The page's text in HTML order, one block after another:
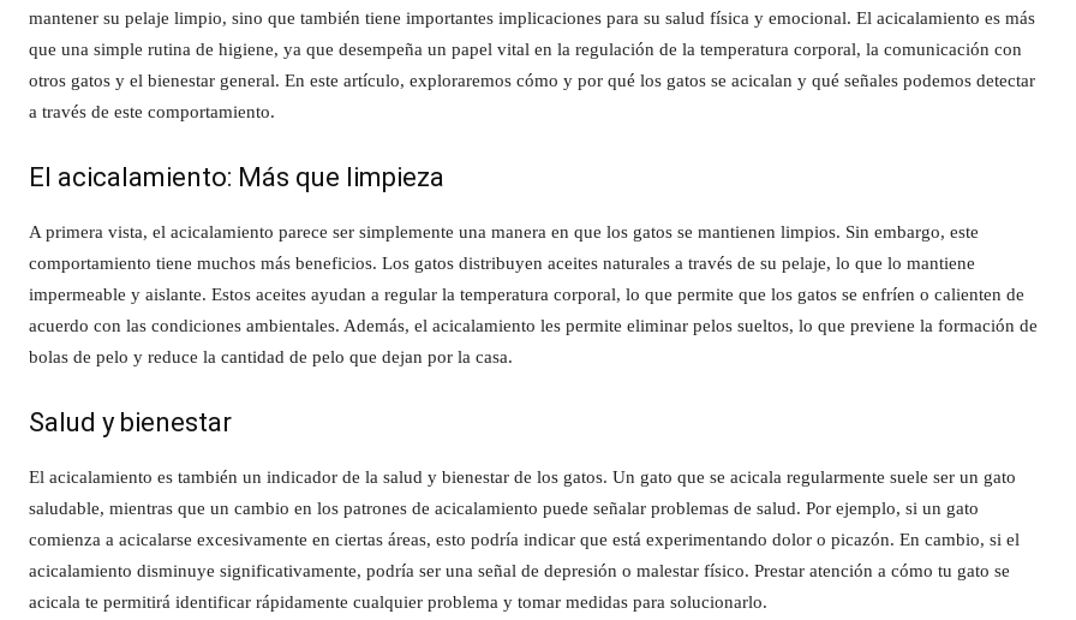
mantener su pelaje limpio, sino que también tiene importantes implicaciones para su salud física y emocional. El acicalamiento es más
que una simple rutina de higiene, ya que desempeña un papel vital en la regulación de la temperatura corporal, la comunicación con
otros gatos y el bienestar general. En este artículo, exploraremos cómo y por qué los gatos se acicalan y qué señales podemos detectar
a través de este comportamiento.
El acicalamiento: Más que limpieza
A primera vista, el acicalamiento parece ser simplemente una manera en que los gatos se mantienen limpios. Sin embargo, este
comportamiento tiene muchos más beneficios. Los gatos distribuyen aceites naturales a través de su pelaje, lo que lo mantiene
impermeable y aislante. Estos aceites ayudan a regular la temperatura corporal, lo que permite que los gatos se enfríen o calienten de
acuerdo con las condiciones ambientales. Además, el acicalamiento les permite eliminar pelos sueltos, lo que previene la formación de
bolas de pelo y reduce la cantidad de pelo que dejan por la casa.
Salud y bienestar
El acicalamiento es también un indicador de la salud y bienestar de los gatos. Un gato que se acicala regularmente suele ser un gato
saludable, mientras que un cambio en los patrones de acicalamiento puede señalar problemas de salud. Por ejemplo, si un gato
comienza a acicalarse excesivamente en ciertas áreas, esto podría indicar que está experimentando dolor o picazón. En cambio, si el
acicalamiento disminuye significativamente, podría ser una señal de depresión o malestar físico. Prestar atención a cómo tu gato se
acicala te permitirá identificar rápidamente cualquier problema y tomar medidas para solucionarlo.